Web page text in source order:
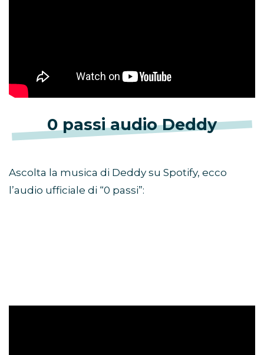
0 passi audio Deddy
Ascolta la musica di Deddy su Spotify, ecco
l’audio ufficiale di “0 passi”: